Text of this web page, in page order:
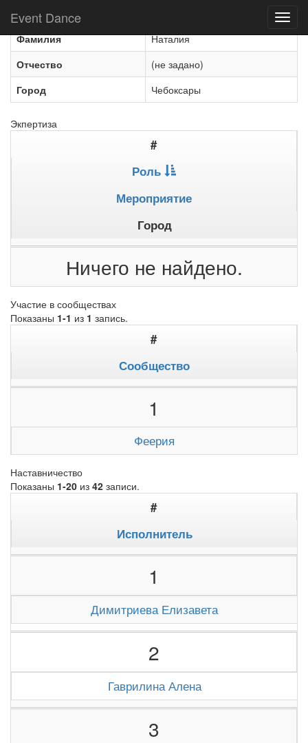
Event Dance
Имя
Фамилия
Наталия
Отчество
(не задано)
Город
Чебоксары
Экпертиза
#
Роль
Мероприятие
Город
Ничего не найдено.
Участие в сообществах
Показаны 1-1 из 1 запись.
#
Сообщество
1
Феерия
Наставничество
Показаны 1-20 из 42 записи.
#
Исполнитель
1
Димитриева Елизавета
2
Гаврилина Алена
3